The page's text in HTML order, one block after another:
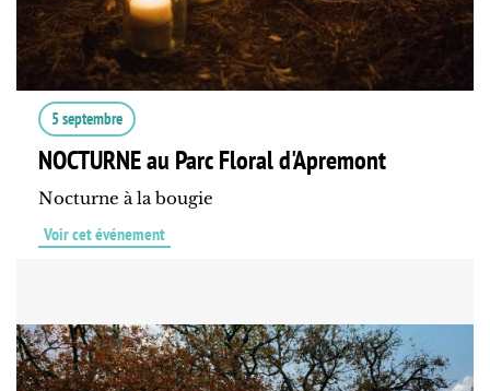
5 septembre
NOCTURNE au Parc Floral d'Apremont
Nocturne à la bougie
Voir cet événement